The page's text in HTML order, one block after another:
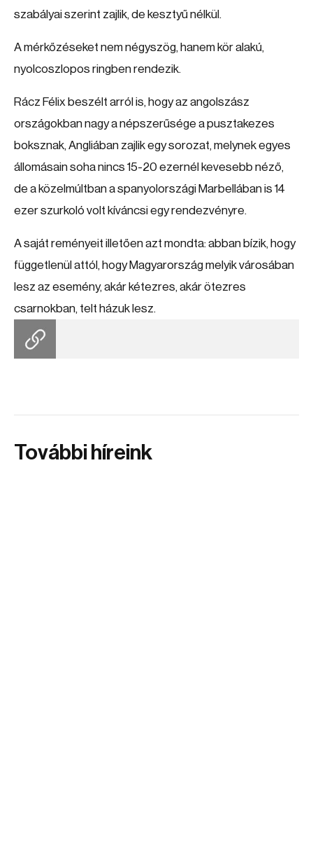
szabályai szerint zajlik, de kesztyű nélkül.
A mérkőzéseket nem négyszög, hanem kör alakú,
nyolcoszlopos ringben rendezik.
Rácz Félix beszélt arról is, hogy az angolszász
országokban nagy a népszerűsége a pusztakezes
boksznak, Angliában zajlik egy sorozat, melynek egyes
állomásain soha nincs 15-20 ezernél kevesebb néző,
de a közelmúltban a spanyolországi Marbellában is 14
ezer szurkoló volt kíváncsi egy rendezvényre.
A saját reményeit illetően azt mondta: abban bízik, hogy
függetlenül attól, hogy Magyarország melyik városában
lesz az esemény, akár kétezres, akár ötezres
csarnokban, telt házuk lesz.
További híreink